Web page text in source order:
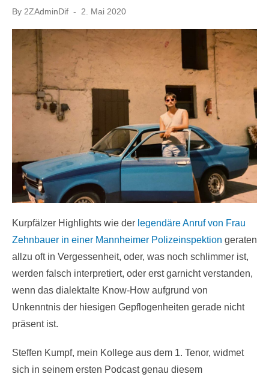
By 2ZAdminDif
Posted
2. Mai 2020
Kurpfälzer Highlights wie der legendäre Anruf von Frau
Zehnbauer in einer Mannheimer Polizeinspektion geraten
allzu oft in Vergessenheit, oder, was noch schlimmer ist,
werden falsch interpretiert, oder erst garnicht verstanden,
wenn das dialektalte Know-How aufgrund von
Unkenntnis der hiesigen Gepflogenheiten gerade nicht
präsent ist.
Steffen Kumpf, mein Kollege aus dem 1. Tenor, widmet
sich in seinem ersten Podcast genau diesem